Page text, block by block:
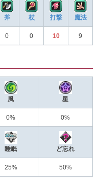
斧 杖 打撃 魔法
0 0 10 9
風 星
0% 0%
睡眠 ど忘れ
25% 50%